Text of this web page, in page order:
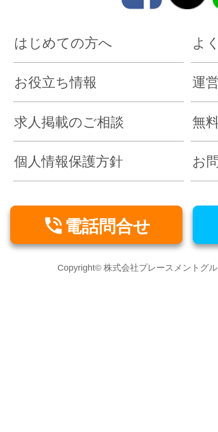
はじめての方へ よ
お役立ち情報 運
求人掲載のご相談 無
個人情報保護方針 お
 電話問合せ
Copyright© 株式会社プレースメントグ